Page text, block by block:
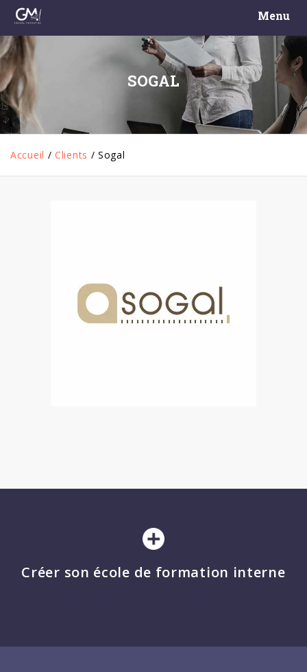
Menu
SOGAL
Accueil /Clients /Sogal
Créer son école de formation interne